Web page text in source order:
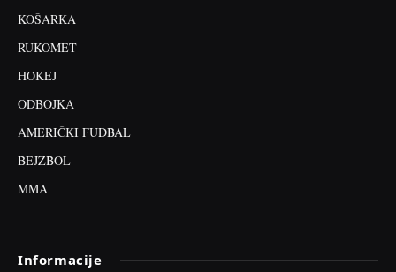
KOŠARKA
RUKOMET
HOKEJ
ODBOJKA
AMERIČKI FUDBAL
BEJZBOL
MMA
Informacije